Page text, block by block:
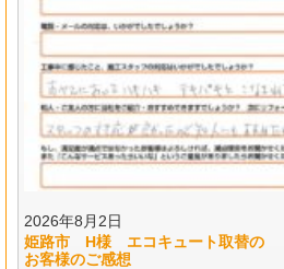
2026年8月2日
姫路市 H様 エコキュート取替の
お客様のご感想